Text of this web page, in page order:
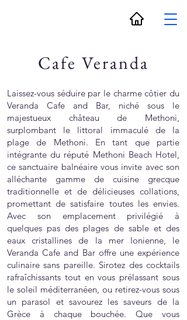
Cafe Veranda
Laissez-vous séduire par le charme côtier du
Veranda Cafe and Bar, niché sous le
majestueux château de Methoni,
surplombant le littoral immaculé de la
plage de Methoni. En tant que partie
intégrante du réputé Methoni Beach Hotel,
ce sanctuaire balnéaire vous invite avec son
alléchante gamme de cuisine grecque
traditionnelle et de délicieuses collations,
promettant de satisfaire toutes les envies.
Avec son emplacement privilégié à
quelques pas des plages de sable et des
eaux cristallines de la mer Ionienne, le
Veranda Cafe and Bar offre une expérience
culinaire sans pareille. Sirotez des cocktails
rafraîchissants tout en vous prélassant sous
le soleil méditerranéen, ou retirez-vous sous
un parasol et savourez les saveurs de la
Grèce à chaque bouchée. Que vous